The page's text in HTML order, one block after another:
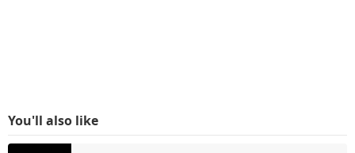
You'll also like